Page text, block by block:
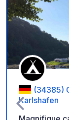
(34385)
Karlshafen